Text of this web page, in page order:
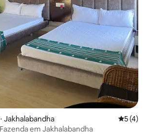
Jakhalabandha 5 de
5 (4)
em Jakhalabandha